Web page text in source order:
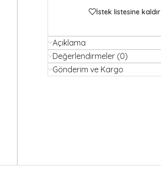
İstek listesine kaldır
Açıklama
Değerlendirmeler (0)
Gönderim ve Kargo